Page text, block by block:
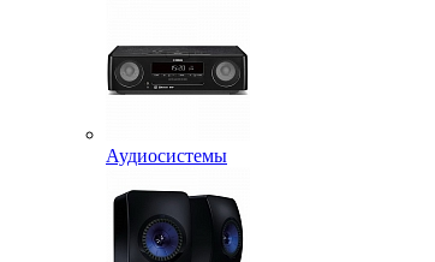
Аудиосистемы